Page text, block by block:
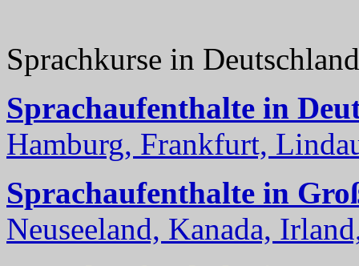
Sprachkurse in
Sprachaufenthalte in
Hamburg, Frankfurt,
Sprachaufenthalte in
Neuseeland, Kanada,